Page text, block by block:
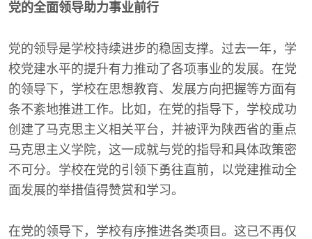
党的全面领导助力事业前行
党的领导是学校持续进步的稳固支撑。过去一年，学
校党建水平的提升有力推动了各项事业的发展。在党
的领导下，学校在思想教育、发展方向把握等方面有
条不紊地推进工作。比如，在党的指导下，学校成功
创建了马克思主义相关平台，并被评为陕西省的重点
马克思主义学院，这一成就与党的指导和具体政策密
不可分。学校在党的引领下勇往直前，以党建推动全
面发展的举措值得赞赏和学习。
在党的领导下，学校有序推进各类项目。这已不再仅